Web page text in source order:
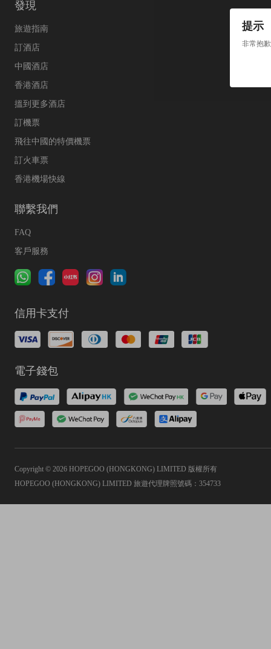
提示
非常抱
發現
旅遊指南
訂酒店
中國酒店
香港酒店
搵到更多酒店
訂機票
飛往中國的特價機票
訂火車票
香港機場快線
聯繫我們
FAQ
客戶服務
信用卡支付
電子錢包
Copyright © 2026 HOPEGOO (HONGKONG) LIMITED 版權所有
HOPEGOO (HONGKONG) LIMITED 旅遊代理牌照號碼：354733